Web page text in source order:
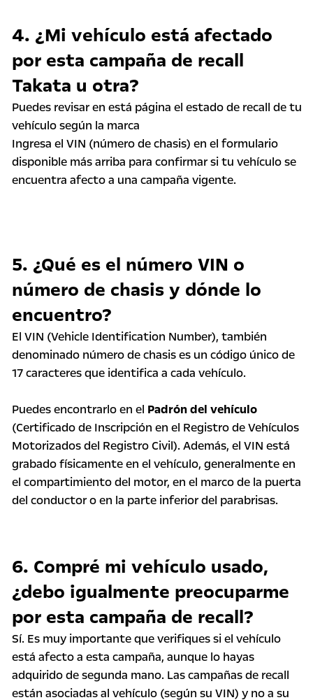
4. ¿Mi vehículo está afectado
por esta campaña de recall
Takata u otra?
Puedes revisar en está página el estado de recall de tu
vehículo según la marca
Ingresa el VIN (número de chasis) en el formulario
disponible más arriba para confirmar si tu vehículo se
encuentra afecto a una campaña vigente.
5. ¿Qué es el número VIN o
número de chasis y dónde lo
encuentro?
El VIN (Vehicle Identification Number), también
denominado número de chasis es un código único de
17 caracteres que identifica a cada vehículo.
Puedes encontrarlo en el Padrón del vehículo
(Certificado de Inscripción en el Registro de Vehículos
Motorizados del Registro Civil). Además, el VIN está
grabado físicamente en el vehículo, generalmente en
el compartimiento del motor, en el marco de la puerta
del conductor o en la parte inferior del parabrisas.
6. Compré mi vehículo usado,
¿debo igualmente preocuparme
por esta campaña de recall?
Sí. Es muy importante que verifiques si el vehículo
está afecto a esta campaña, aunque lo hayas
adquirido de segunda mano. Las campañas de recall
están asociadas al vehículo (según su VIN) y no a su